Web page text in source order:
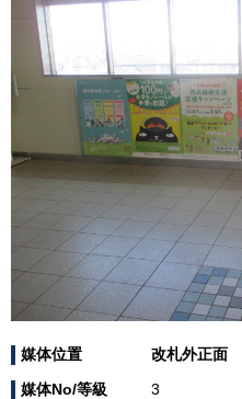
媒体位置
改札外正面
媒体No/等級
3